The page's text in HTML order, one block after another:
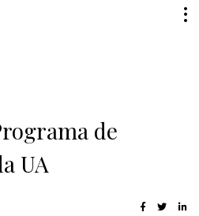
de
UA